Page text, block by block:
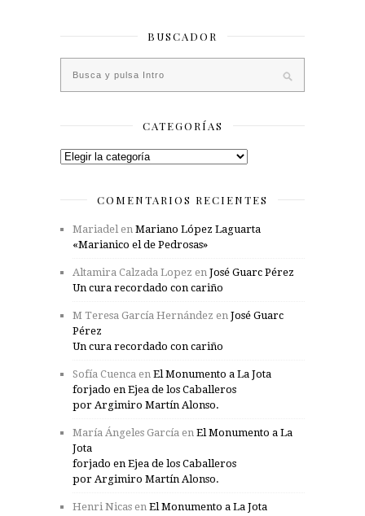
BUSCADOR
CATEGORÍAS
Categorías
COMENTARIOS RECIENTES
Mariadel en Mariano López Laguarta
«Marianico el de Pedrosas»
Altamira Calzada Lopez en José Guarc Pérez
Un cura recordado con cariño
M Teresa García Hernández en José Guarc
Pérez
Un cura recordado con cariño
Sofía Cuenca en El Monumento a La Jota
forjado en Ejea de los Caballeros
por Argimiro Martín Alonso.
María Ángeles García en El Monumento a La
Jota
forjado en Ejea de los Caballeros
por Argimiro Martín Alonso.
Henri Nicas en El Monumento a La Jota